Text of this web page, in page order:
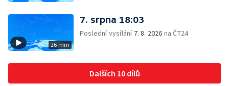
26 min
7. srpna 18:03
Poslední vysílání 7. 8. 2026 na ČT24
Dalších 10 dílů